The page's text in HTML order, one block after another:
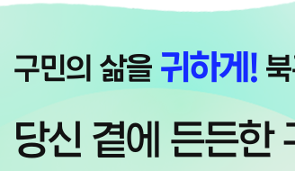
구민의 삶을 귀하게!
당신 곁에 든든한